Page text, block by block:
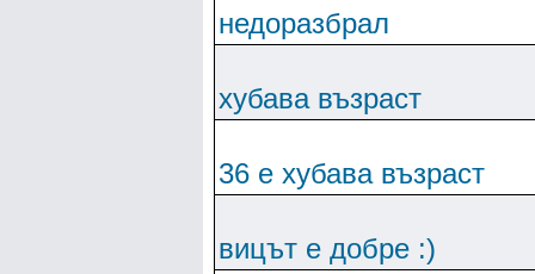
недоразбрал
хубава възраст
36 е хубава възраст
вицът е добре :)